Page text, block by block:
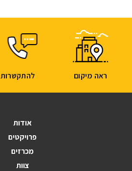
אודות
פרויקטים
מכרזים
צוות
ראה מיקום להתקשרות